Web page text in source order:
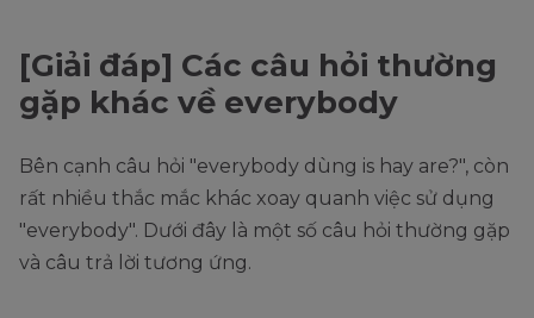
[Giải đáp] Các câu hỏi thường
gặp khác về everybody
Bên cạnh câu hỏi "everybody dùng is hay are?", còn
rất nhiều thắc mắc khác xoay quanh việc sử dụng
"everybody". Dưới đây là một số câu hỏi thường gặp
và câu trả lời tương ứng.